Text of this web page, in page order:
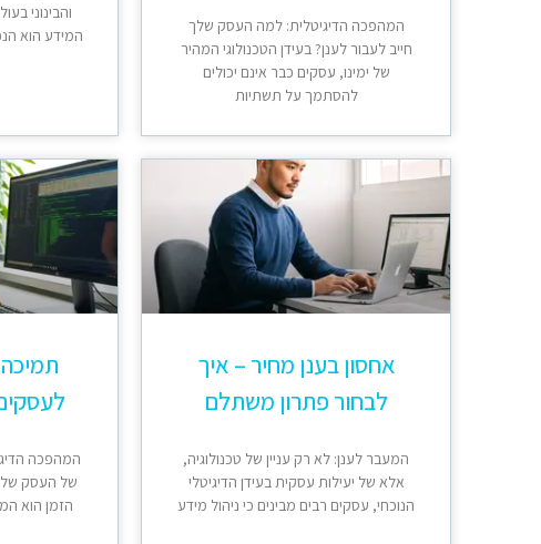
המהפכה הדיגיטלית: למה העסק שלך
חייב לעבור לענן? בעידן הטכנולוגי המהיר
של ימינו, עסקים כבר אינם יכולים
להסתמך על תשתיות
והבינוני
המידע הוא
אחסון בענן מחיר – איך
לבחור פתרון משתלם
המעבר לענן: לא רק עניין של טכנולוגיה,
אלא של יעילות עסקית בעידן הדיגיטלי
הנוכחי, עסקים רבים מבינים כי ניהול מידע
המהפכה
של העסק
הזמן הוא